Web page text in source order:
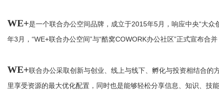
WE+是一个联合办公空间品牌，成立于2015年5月，响应中央“大
年3月，“WE+联合办公空间”与“酷窝COWORK办公社区”正式宣布合并
WE+联合办公采取创新与创业、线上与线下、孵化与投资相结合的
里享受资源的最大优化配置，同时也是能够轻松分享信息、知识、技